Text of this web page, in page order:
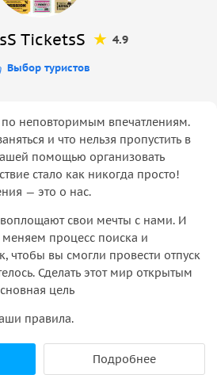
TicketsS 4.9
Выбор туристов
неповторимым впечатлениям.
и что нельзя пропустить в
помощью организовать
стало как никогда просто!
— это о нас.
свои мечты с нами. И
процесс поиска и
чтобы вы смогли провести отпуск
Сделать этот мир открытым
цель
правила.
Подробнее